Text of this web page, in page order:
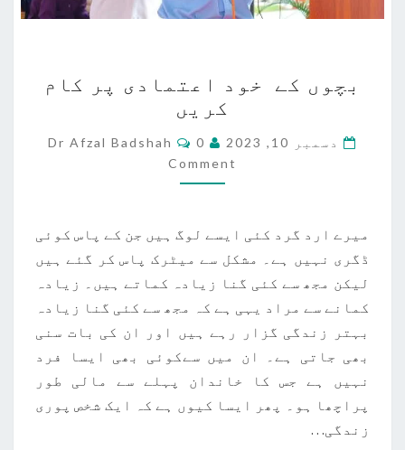
کے
خود
اعتمادی
پر
کام
بچوں کے خود اعتمادی پر کام
کریں
دسمبر 10, 2023 Dr Afzal Badshah
Comments 0
Comment
میرے ارد گرد کئی ایسے لوگ ہیں جن کے پاس کوئی
ڈگری نہیں ہے۔ مشکل سے میٹرک پاس کر گئے ہیں
لیکن مجھ سے کئی گنا زیادہ کماتے ہیں۔ زیادہ
کمانے سے مراد یہی ہے کہ مجھ سے کئی گنا زیادہ
بہتر زندگی گزار رہے ہیں اور ان کی بات سنی
بھی جاتی ہے۔ ان میں سےکوئی بھی ایسا فرد
نہیں ہے جس کا خاندان پہلے سے مالی طور
پراچھا ہو۔ پھر ایسا کیوں ہے کہ ایک شخص پوری
زندگی…